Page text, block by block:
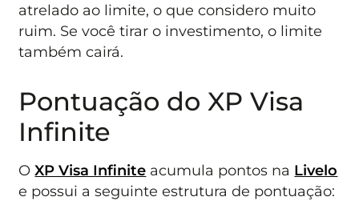
atrelado ao limite, o que considero muito
ruim. Se você tirar o investimento, o limite
também cairá.
Pontuação do XP Visa
Infinite
OXP Visa Infinite acumula pontos na Livelo
e possui a seguinte estrutura de pontuação: